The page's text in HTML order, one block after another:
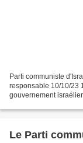
Parti communiste
responsable 10/10/23
gouvernement
Le Parti